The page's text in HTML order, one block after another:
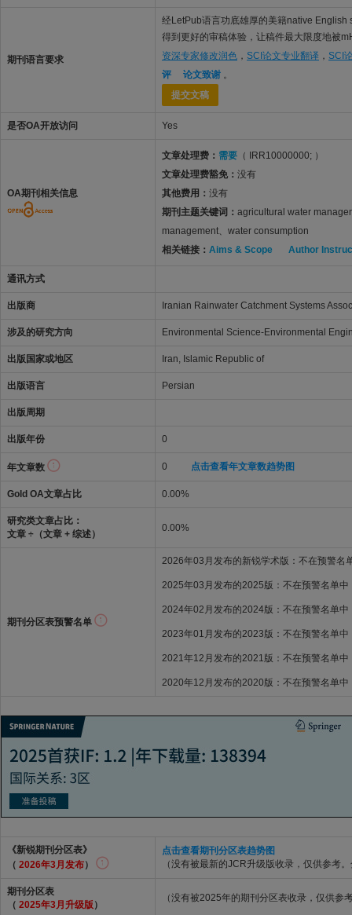
期刊语言要求
经LetPub语言功底雄厚的美籍native English
得到更好的审稿体验，让稿件最大限度地被
资深专家修改润色 ， SCI论文专业翻译 ， SCI
评
论文致谢 。
提交文稿
是否OA开放访问 Yes
OA期刊相关信息
文章处理费： 需要 （ IRR10000000; ）
文章处理费豁免： 没有
其他费用： 没有
期刊主题关键词： agricultural water
management、water consumption
相关链接： Aims & Scope Author
通讯方式
出版商 Iranian Rainwater Catchment Systems
涉及的研究方向 Environmental Science-Environmental
出版国家或地区 Iran, Islamic Republic of
出版语言 Persian
出版周期
出版年份 0
年文章数 0 点击查看年文章数趋势图
Gold OA文章占比 0.00%
研究类文章占比：
文章 ÷（文章 + 综述）
0.00%
期刊分区表预警名单
2026年03月发布的新锐学术版：不在预警名
2025年03月发布的2025版：不在预警名单中
2024年02月发布的2024版：不在预警名单中
2023年01月发布的2023版：不在预警名单中
2021年12月发布的2021版：不在预警名单中
2020年12月发布的2020版：不在预警名单中
《新锐期刊分区表》
（ 2026年3月发布）
点击查看期刊分区表趋势图
（没有被最新的JCR升级版收录，仅供参考
期刊分区表
（ 2025年3月升级版 ）
（没有被2025年的期刊分区表收录，仅供参